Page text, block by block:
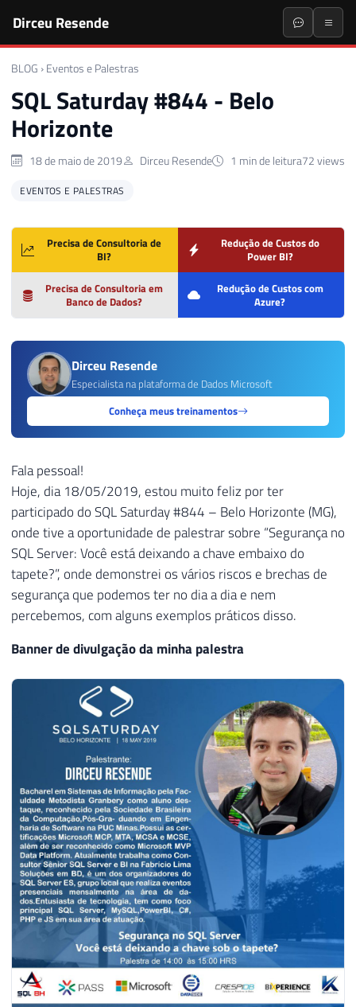
Dirceu Resende
BLOG › Eventos e Palestras
SQL Saturday #844 - Belo
Horizonte
18 de maio de 2019 Dirceu Resende 1 min de leitura72 views
EVENTOS E PALESTRAS
Precisa de Consultoria de
BI?
Redução de Custos do
Power BI?
Precisa de Consultoria em
Banco de Dados?
Redução de Custos com
Azure?
Dirceu Resende
Especialista na plataforma de Dados Microsoft
Conheça meus treinamentos
Fala pessoal!
Hoje, dia 18/05/2019, estou muito feliz por ter
participado do SQL Saturday #844 – Belo Horizonte (MG),
onde tive a oportunidade de palestrar sobre “Segurança no
SQL Server: Você está deixando a chave embaixo do
tapete?”, onde demonstrei os vários riscos e brechas de
segurança que podemos ter no dia a dia e nem
percebemos, com alguns exemplos práticos disso.
Banner de divulgação da minha palestra